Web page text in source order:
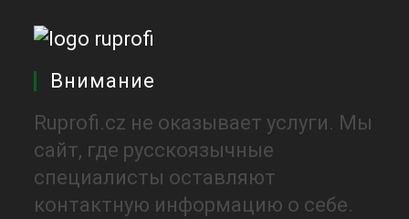
Внимание
Ruprofi.cz не оказывает услуги. Мы
сайт, где русскоязычные
специалисты оставляют
контактную информацию о себе.